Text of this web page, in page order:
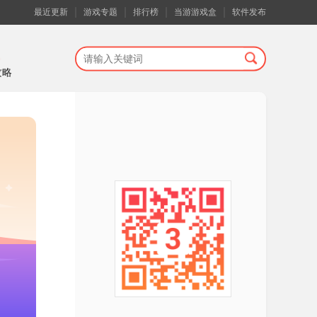
最近更新 游戏专题 排行榜 当游游戏盒 软件发布
略